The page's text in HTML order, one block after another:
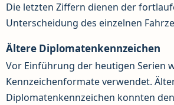
Die letzten Ziffern dienen der
Unterscheidung des einzelnen
Ältere Diplomatenkennzeichen
Vor Einführung der heutigen Serien
Kennzeichenformate verwendet.
Diplomatenkennzeichen konnten